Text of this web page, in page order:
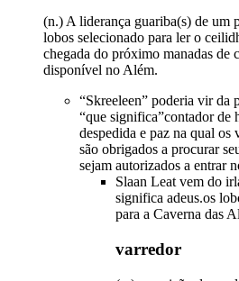
(n.) A liderança guariba(s) de um
lobos selecionado para ler o
chegada do próximo manadas de
disponível no Além.
“Skreeleen” poderia vir da
“que significa”contador de
despedida e paz na qual os
são obrigados a procurar
sejam autorizados a entrar
Slaan Leat vem do
significa adeus.os
para a Caverna das
varredor